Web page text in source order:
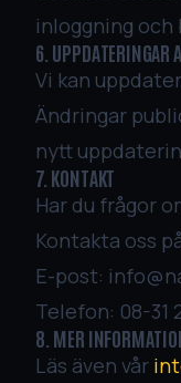
inloggning
6. UPPDATERINGAR
Vi kan
Ändringar
nytt
7. KONTAKT
Har du frågor
Kontakta oss
E-post:
Telefon: 08-31
8. MER
Läs även vår